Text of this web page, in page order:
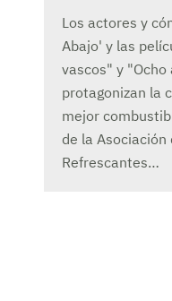
Los actores y
Abajo' y las
vascos" y
protagonizan la
mejor
de la Asociación
Refrescantes…